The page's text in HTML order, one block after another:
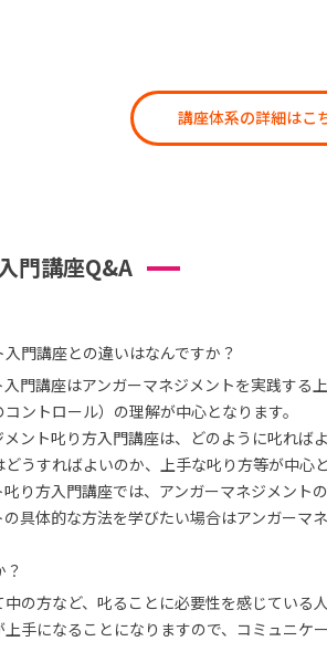
講座体系の詳細はこ
門講座Q&A
門講座との違いはなんですか？
門講座はアンガーマネジメントを実践する
ントロール）の理解が中心となります。
ント叱り方入門講座は、どのように叱れば
うすればよいのか、上手な叱り方等が中心と
り方入門講座では、アンガーマネジメント
具体的な方法を学びたい場合はアンガーマ
の方など、叱ることに必要性を感じている
手になることになりますので、コミュニケ